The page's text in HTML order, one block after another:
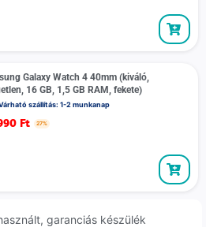
Galaxy Watch 4 40mm (kiváló,
16 GB, 1,5 GB RAM, fekete)
szállítás: 1-2 munkanap
Ft 27%
garanciás készülék